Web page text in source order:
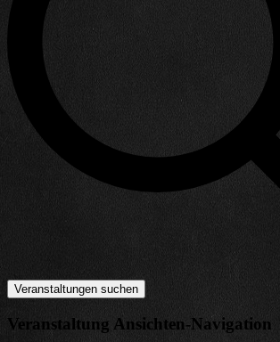
Veranstaltungen suchen
Veranstaltung Ansichten-Navigation